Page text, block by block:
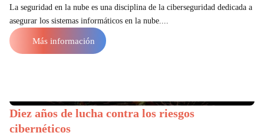
La seguridad en la nube es una disciplina de la ciberseguridad dedicada a
asegurar los sistemas informáticos en la nube....
Más información
Diez años de lucha contra los riesgos
cibernéticos